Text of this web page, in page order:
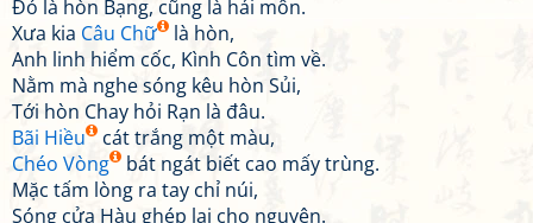
Đó là hòn Bạng, cũng là hải môn.
Xưa kia Câu Chữ
là hòn,
Anh linh hiểm cốc, Kình Côn tìm về.
Nằm mà nghe sóng kêu hòn Sủi,
Tới hòn Chay hỏi Rạn là đâu.
Bãi Hiều
cát trắng một màu,
Chéo Vòng
bát ngát biết cao mấy trùng.
Mặc tấm lòng ra tay chỉ núi,
Sóng cửa Hàu ghép lại cho nguyên.